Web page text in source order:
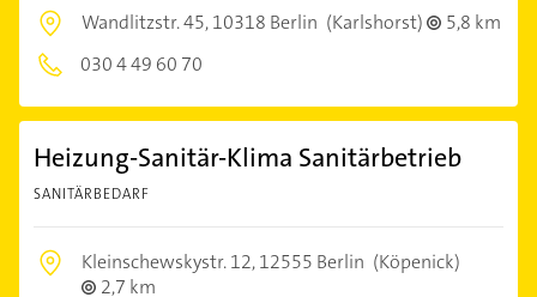
Wandlitzstr. 45,10318 Berlin (Karlshorst)
5,8 km
030 4 49 60 70
Heizung-Sanitär-Klima Sanitärbetrieb
SANITÄRBEDARF
Kleinschewskystr. 12,12555 Berlin (Köpenick)
2,7 km